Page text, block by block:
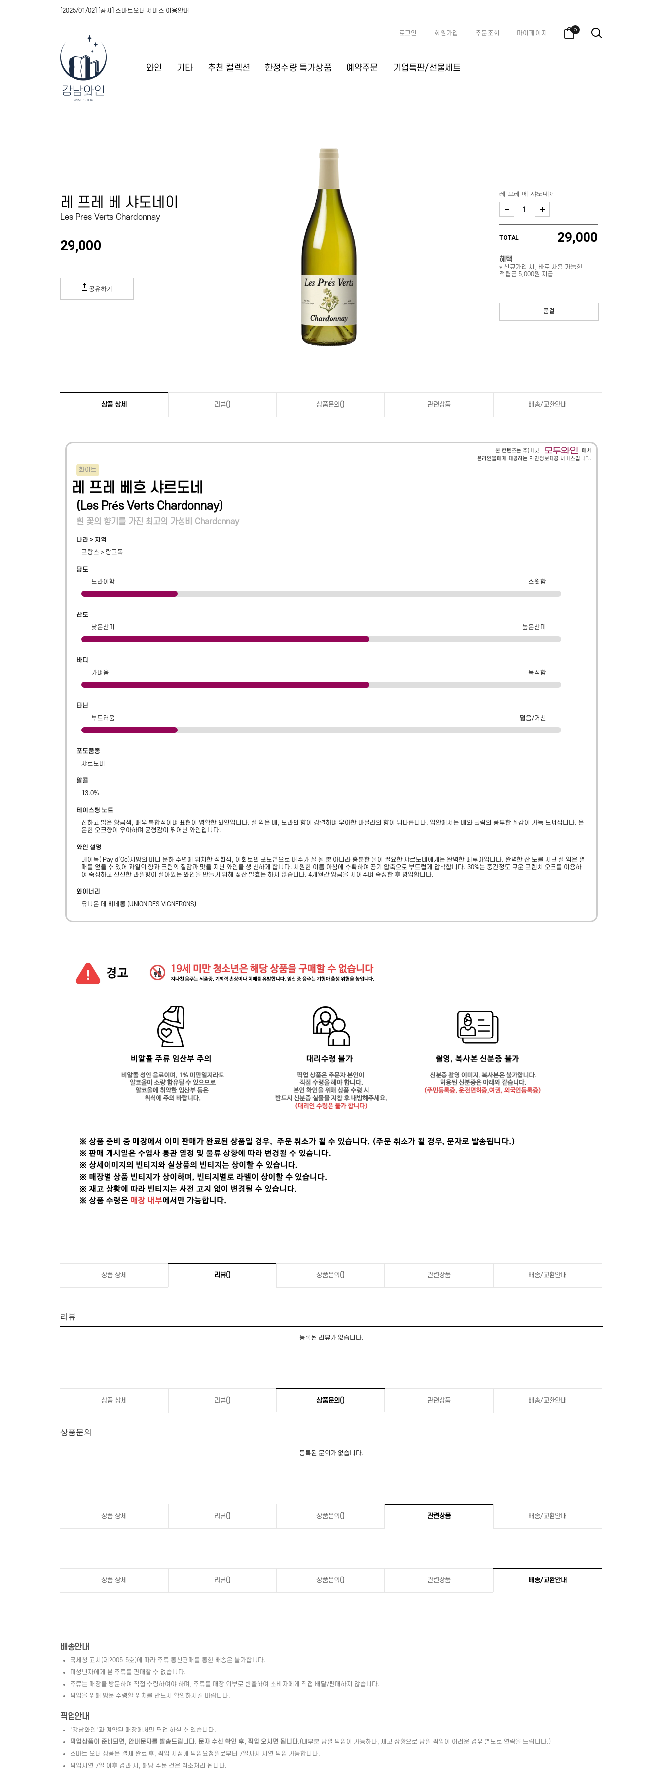
와인 기타 추천 컬렉션 한정수량 특가상품 예약주문 기업특판/선물세트
[2025/01/02] [공지] 스마트오더 서비스 이용안내
로그인 회원가입 주문조회 마이페이지 0
레 프레 베 샤도네이
Les Pres Verts Chardonnay
29,000
공유하기
레 프레 베 샤도네이
TOTAL 29,000
혜택
* 신규가입 시, 바로 사용 가능한
적립금 5,000원 지급
품절
상품 상세 리뷰() 상품문의 () 관련상품 배송/교환안내
본 컨텐츠는 주)비닛
에서
온라인몰에게 제공하는 와인정보제공 서비스입니다.
화이트
레 프레 베흐 샤르도네
(Les Prés Verts Chardonnay)
흰 꽃의 향기를 가진 최고의 가성비 Chardonnay
나라 > 지역
프랑스 > 랑그독
당도
드라이함
스윗함
산도
낮은산미
높은산미
바디
가벼움
묵직함
타닌
부드러움
떫음/거친
포도품종
샤르도네
알콜
13.0%
테이스팅 노트
진하고 밝은 황금색, 매우 복합적이며 표현이 명확한 와인입니다. 잘 익은 배, 모과의 향이 강렬하며 우아한 바닐라의 향이 뒤따릅니다. 입안에서는 배와 크림의 풍부한 질감이 가득 느껴집니다. 은
은한 오크향이 우아하며 균형감이 뛰어난 와인입니다.
와인 설명
뻬이독( Pay d’Oc)지방의 미디 운하 주변에 위치한 석회석, 이회토의 포도밭으로 배수가 잘 될 뿐 아니라 충분한 물이 필요한 샤르도네에게는 완벽한 떼루아입니다. 완벽한 산 도를 지닌 잘 익은 열
매를 얻을 수 있어 과일의 향과 크림의 질감과 맛을 지닌 와인을 생 산하게 합니다. 시원한 이름 아침에 수확하여 공기 압축으로 부드럽게 압착합니다. 30%는 중간정도 구운 프렌치 오크를 이용하
여 숙성하고 신선한 과일향이 살아있는 와인을 만들기 위해 젖산 발효는 하지 않습니다. 4개월간 앙금을 저어주며 숙성한 후 병입합니다.
와이너리
유니온 데 비네롱 (UNION DES VIGNERONS)
상품 상세 리뷰() 상품문의 () 관련상품 배송/교환안내
리뷰
등록된 리뷰가 없습니다.
상품 상세 리뷰() 상품문의 () 관련상품 배송/교환안내
상품문의
등록된 문의가 없습니다.
상품 상세 리뷰() 상품문의 () 관련상품 배송/교환안내
상품 상세 리뷰() 상품문의 () 관련상품 배송/교환안내
배송안내
국세청 고시(제2005-5호)에 따라 주류 통신판매를 통한 배송은 불가합니다.
미성년자에게 본 주류를 판매할 수 없습니다.
주류는 매장을 방문하여 직접 수령하여야 하며, 주류를 매장 외부로 반출하여 소비자에게 직접 배달/판매하지 않습니다.
픽업을 위해 방문 수령할 위치를 반드시 확인하시길 바랍니다.
픽업안내
"강남와인"과 계약된 매장에서만 픽업 하실 수 있습니다.
픽업상품이 준비되면, 안내문자를 발송드립니다. 문자 수신 확인 후, 픽업 오시면 됩니다.(대부분 당일 픽업이 가능하나, 재고 상황으로 당일 픽업이 어려운 경우 별도로 연락을 드립니다.)
스마트 오더 상품은 결제 완료 후, 픽업 지점에 픽업요청일로부터 7일까지 지연 픽업 가능합니다.
픽업지연 7일 이후 경과 시, 해당 주문 건은 취소처리 됩니다.